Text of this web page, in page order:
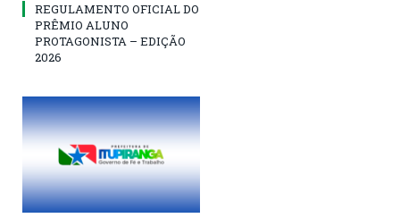
REGULAMENTO OFICIAL DO
PRÊMIO ALUNO
PROTAGONISTA – EDIÇÃO
2026